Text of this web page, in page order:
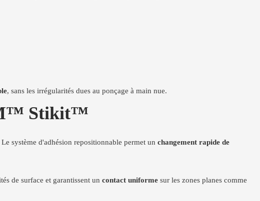
, sans les irrégularités dues au ponçage à main nue.
Stikit™
système d'adhésion repositionnable permet un changement rapide de
de surface et garantissent un contact uniforme sur les zones planes comme